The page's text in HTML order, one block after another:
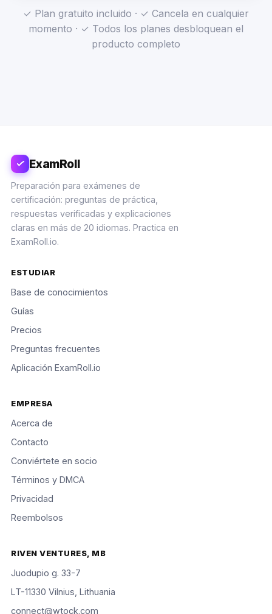
✓ Plan gratuito incluido · ✓ Cancela en cualquier
momento · ✓ Todos los planes desbloquean el
producto completo
ExamRoll
Preparación para exámenes de
certificación: preguntas de práctica,
respuestas verificadas y explicaciones
claras en más de 20 idiomas. Practica en
ExamRoll.io.
ESTUDIAR
Base de conocimientos
Guías
Precios
Preguntas frecuentes
Aplicación ExamRoll.io
EMPRESA
Acerca de
Contacto
Conviértete en socio
Términos y DMCA
Privacidad
Reembolsos
RIVEN VENTURES, MB
Juodupio g. 33-7
LT-11330 Vilnius, Lithuania
connect@wtock.com